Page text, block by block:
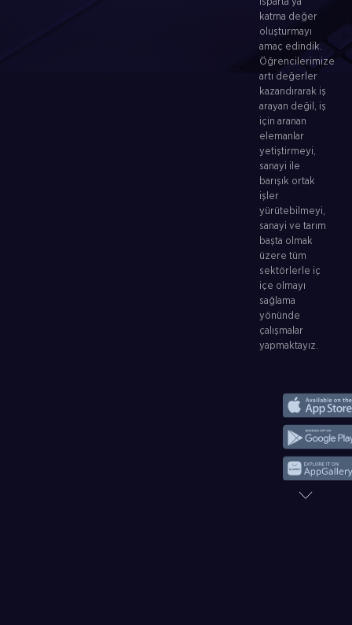
katma değer
oluşturmayı
amaç edindik.
Öğrencilerimize
artı değerler
kazandırarak iş
arayan değil, iş
için aranan
elemanlar
yetiştirmeyi,
sanayi ile
barışık ortak
işler
yürütebilmeyi,
sanayi ve tarım
başta olmak
üzere tüm
sektörlerle iç
içe olmayı
sağlama
yönünde
çalışmalar
yapmaktayız.